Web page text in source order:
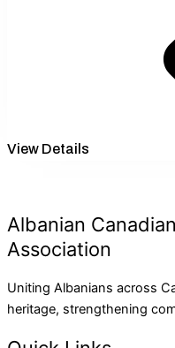
View Details
Albanian
Association
Uniting Albanians across
heritage, strengthening